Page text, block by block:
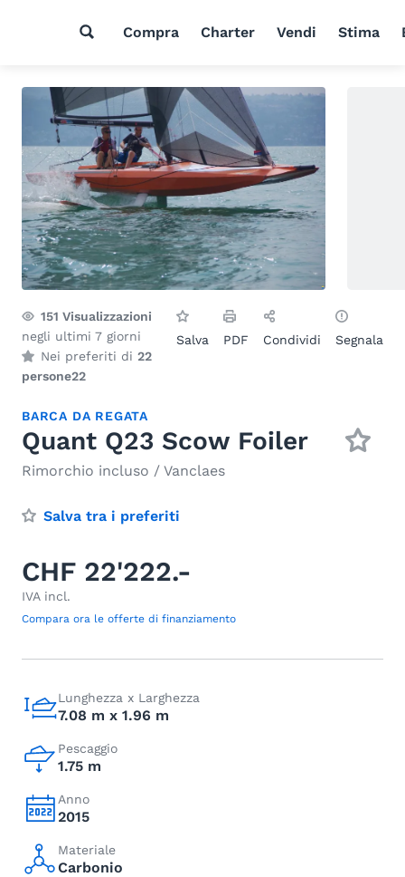
Compra Charter Vendi Stima
151 Visualizzazioni
negli ultimi 7 giorni
Nei preferiti di 22
persone22
Salva PDF Condividi Segnala
BARCA DA REGATA
Quant Q23 Scow Foiler
Rimorchio incluso / Vanclaes
Salva tra i preferiti
CHF 22'222.-
IVA incl.
Compara ora le offerte di finanziamento
Lunghezza x Larghezza
7.08 m x 1.96 m
Pescaggio
1.75 m
Anno
2015
Materiale
Carbonio